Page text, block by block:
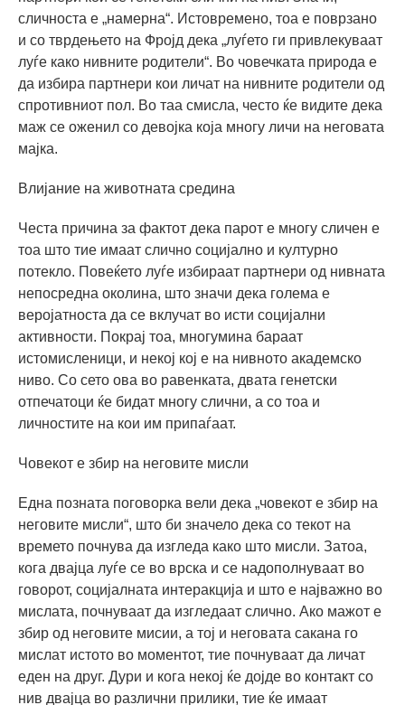
сличноста е „намерна“. Истовремено, тоа е поврзано
и со тврдењето на Фројд дека „луѓето ги привлекуваат
луѓе како нивните родители“. Во човечката природа е
да избира партнери кои личат на нивните родители од
спротивниот пол. Во таа смисла, често ќе видите дека
маж се оженил со девојка која многу личи на неговата
мајка.
Влијание на животната средина
Честа причина за фактот дека парот е многу сличен е
тоа што тие имаат слично социјално и културно
потекло. Повеќето луѓе избираат партнери од нивната
непосредна околина, што значи дека голема е
веројатноста да се вклучат во исти социјални
активности. Покрај тоа, многумина бараат
истомисленици, и некој кој е на нивното академско
ниво. Со сето ова во равенката, двата генетски
отпечатоци ќе бидат многу слични, а со тоа и
личностите на кои им припаѓаат.
Човекот е збир на неговите мисли
Една позната поговорка вели дека „човекот е збир на
неговите мисли“, што би значело дека со текот на
времето почнува да изгледа како што мисли. Затоа,
кога двајца луѓе се во врска и се надополнуваат во
говорот, социјалната интеракција и што е најважно во
мислата, почнуваат да изгледаат слично. Ако мажот е
збир од неговите мисии, а тој и неговата сакана го
мислат истото во моментот, тие почнуваат да личат
еден на друг. Дури и кога некој ќе дојде во контакт со
нив двајца во различни прилики, тие ќе имаат